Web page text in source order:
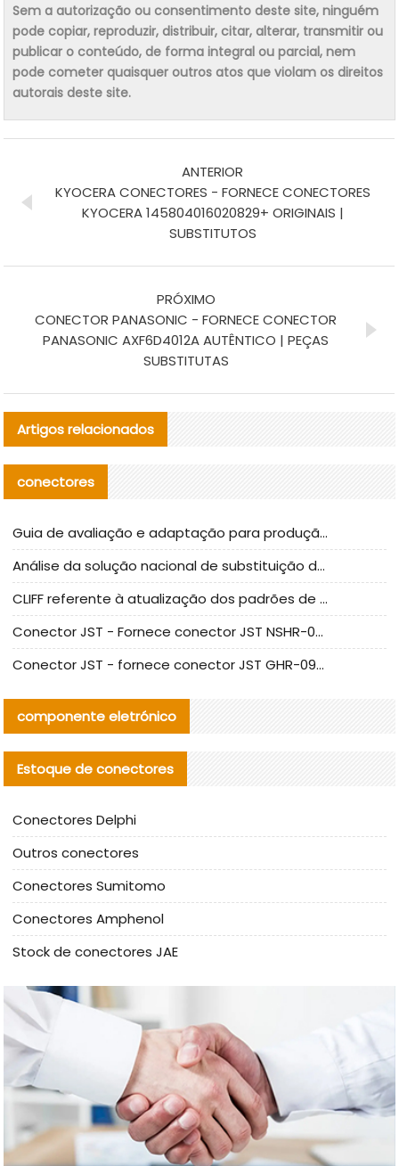
Sem a autorização ou consentimento deste site, ninguém
pode copiar, reproduzir, distribuir, citar, alterar, transmitir ou
publicar o conteúdo, de forma integral ou parcial, nem
pode cometer quaisquer outros atos que violam os direitos
autorais deste site.
ANTERIOR
KYOCERA CONECTORES - FORNECE CONECTORES
KYOCERA 145804016020829+ ORIGINAIS |
SUBSTITUTOS
PRÓXIMO
CONECTOR PANASONIC - FORNECE CONECTOR
PANASONIC AXF6D4012A AUTÊNTICO | PEÇAS
SUBSTITUTAS
Artigos relacionados
conectores
Guia de avaliação e adaptação para produção em massa de componentes de cabos nacionais CNC Tech
Análise da solução nacional de substituição da linha de alta frequência I-PEX
CLIFF referente à atualização dos padrões de teste de conectores nacionais
Conector JST - Fornece conector JST NSHR-02V-S original | substituto
Conector JST - fornece conector JST GHR-09V-S autêntico | substituto
componente eletrónico
Estoque de conectores
Conectores Delphi
Outros conectores
Conectores Sumitomo
Conectores Amphenol
Stock de conectores JAE